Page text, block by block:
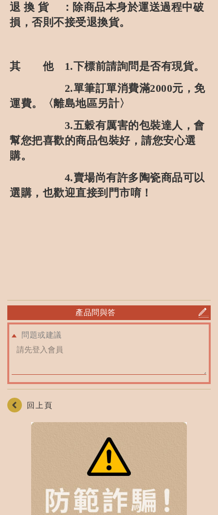
退 換 貨 ： 除商品本身於運送過程中破
損，否則不接受退換貨。
其 他 1.下標前請詢問是否有現貨。
2.單筆訂單消費滿2000元，免
運費。〈離島地區另計〉
3.五穀有厲害的包裝達人，會
幫您把喜歡的商品包裝好，請您安心選
購。
4.賣場尚有許多陶瓷商品可以
選購，也歡迎直接到門市唷！
產品問與答
問題或建議
回上頁